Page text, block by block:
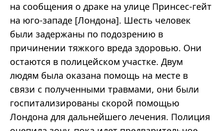
на сообщения о драке на улице Принсес-гейт
на юго-западе [Лондона]. Шесть человек
были задержаны по подозрению в
причинении тяжкого вреда здоровью. Они
остаются в полицейском участке. Двум
людям была оказана помощь на месте в
связи с полученными травмами, они были
госпитализированы скорой помощью
Лондона для дальнейшего лечения. Полиция